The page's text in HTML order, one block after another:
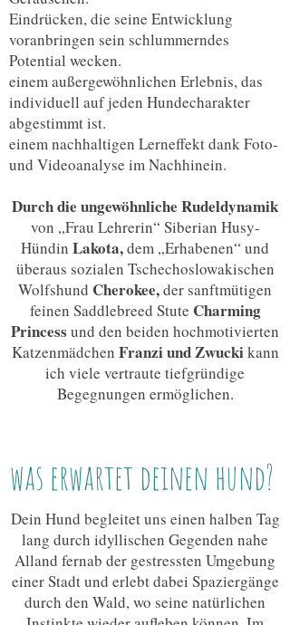
Eindrücken, die seine Entwicklung
voranbringen sein schlummerndes
Potential wecken.
einem außergewöhnlichen Erlebnis, das
individuell auf jeden Hundecharakter
abgestimmt ist.
einem nachhaltigen Lerneffekt dank Foto-
und Videoanalyse im Nachhinein.
Durch die ungewöhnliche Rudeldynamik
von „Frau Lehrerin“ Siberian Husy-
Hündin Lakota,dem „Erhabenen“ und
überaus sozialen Tschechoslowakischen
Wolfshund Cherokee,der sanftmütigen
feinen Saddlebreed Stute Charming
Princess und den beiden hochmotivierten
Katzenmädchen Franzi und Zwuckikann
ich viele vertraute tiefgründige
Begegnungen ermöglichen.
was erwartet deinen hund?
​Dein Hund begleitet uns einen halben Tag
lang durch idyllischen Gegenden nahe
Alland fernab der gestressten Umgebung
einer Stadt und erlebt dabei Spaziergänge
durch den Wald, wo seine natürlichen